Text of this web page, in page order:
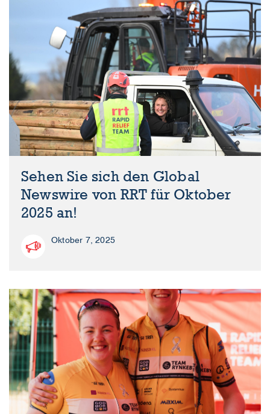
Sehen Sie sich den Global
Newswire von RRT für Oktober
2025 an!
Oktober 7, 2025